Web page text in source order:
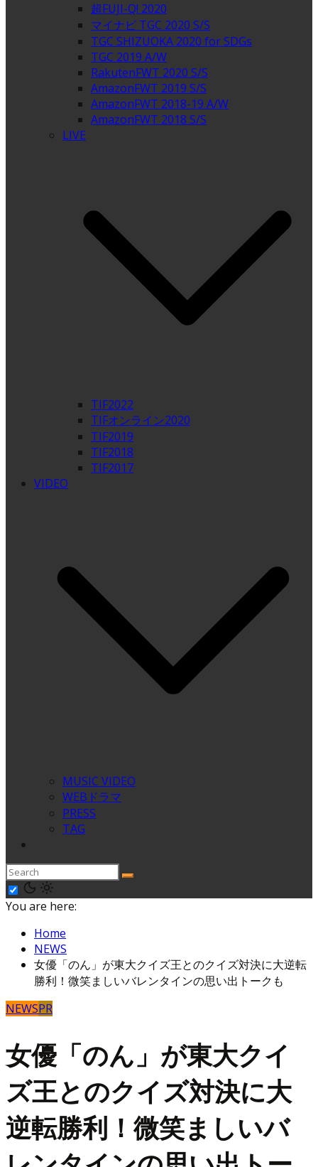
超FUJI-Q! 2020
マイナビ TGC 2020 S/S
TGC SHIZUOKA 2020 for SDGs
TGC 2019 A/W
RakutenFWT 2020 S/S
AmazonFWT 2019 S/S
AmazonFWT 2018-19 A/W
AmazonFWT 2018 S/S
LIVE
TIF2022
TIFオンライン2020
TIF2019
TIF2018
TIF2017
VIDEO
MUSIC VIDEO
WEBドラマ
PRESS
TAG
You are here:
Home
NEWS
女優「のん」が東大クイズ王とのクイズ対決に大逆転
勝利！微笑ましいバレンタインの思い出トークも
NEWSPR
女優「のん」が東大クイ
ズ王とのクイズ対決に大
逆転勝利！微笑ましいバ